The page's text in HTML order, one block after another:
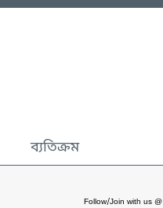
ব্যতিক্রম
Follow/Join with us @